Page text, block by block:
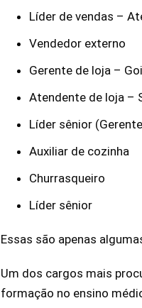
Líder de vendas –
Vendedor externo
Gerente de loja –
Atendente de loja –
Líder sênior
Auxiliar de cozinha
Churrasqueiro
Líder sênior
Essas são apenas
Um dos cargos mais
formação no ensino